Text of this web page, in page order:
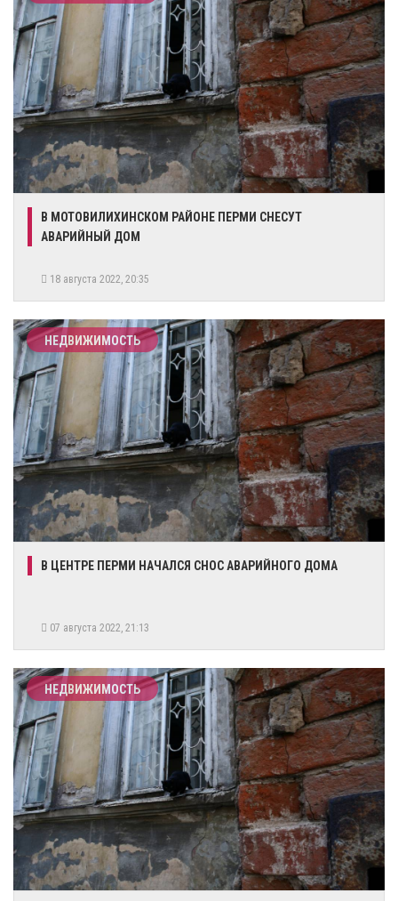
​В МОТОВИЛИХИНСКОМ РАЙОНЕ ПЕРМИ СНЕСУТ
АВАРИЙНЫЙ ДОМ
18 августа 2022, 20:35
НЕДВИЖИМОСТЬ
​В ЦЕНТРЕ ПЕРМИ НАЧАЛСЯ СНОС АВАРИЙНОГО ДОМА
07 августа 2022, 21:13
НЕДВИЖИМОСТЬ